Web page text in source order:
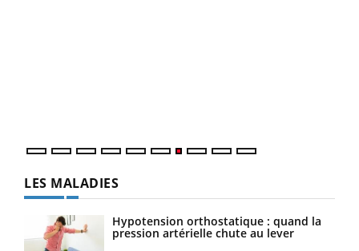
LES MALADIES
Hypotension orthostatique : quand la
pression artérielle chute au lever